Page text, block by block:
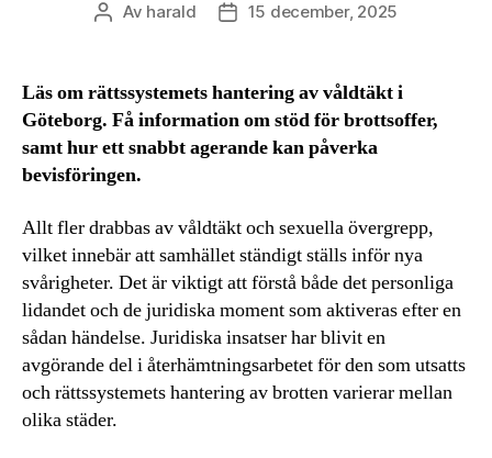
Inläggsförfattare
Av harald Inläggsdatum
15 december, 2025
Läs om rättssystemets hantering av våldtäkt i
Göteborg. Få information om stöd för brottsoffer,
samt hur ett snabbt agerande kan påverka
bevisföringen.
Allt fler drabbas av våldtäkt och sexuella övergrepp,
vilket innebär att samhället ständigt ställs inför nya
svårigheter. Det är viktigt att förstå både det personliga
lidandet och de juridiska moment som aktiveras efter en
sådan händelse. Juridiska insatser har blivit en
avgörande del i återhämtningsarbetet för den som utsatts
och rättssystemets hantering av brotten varierar mellan
olika städer.